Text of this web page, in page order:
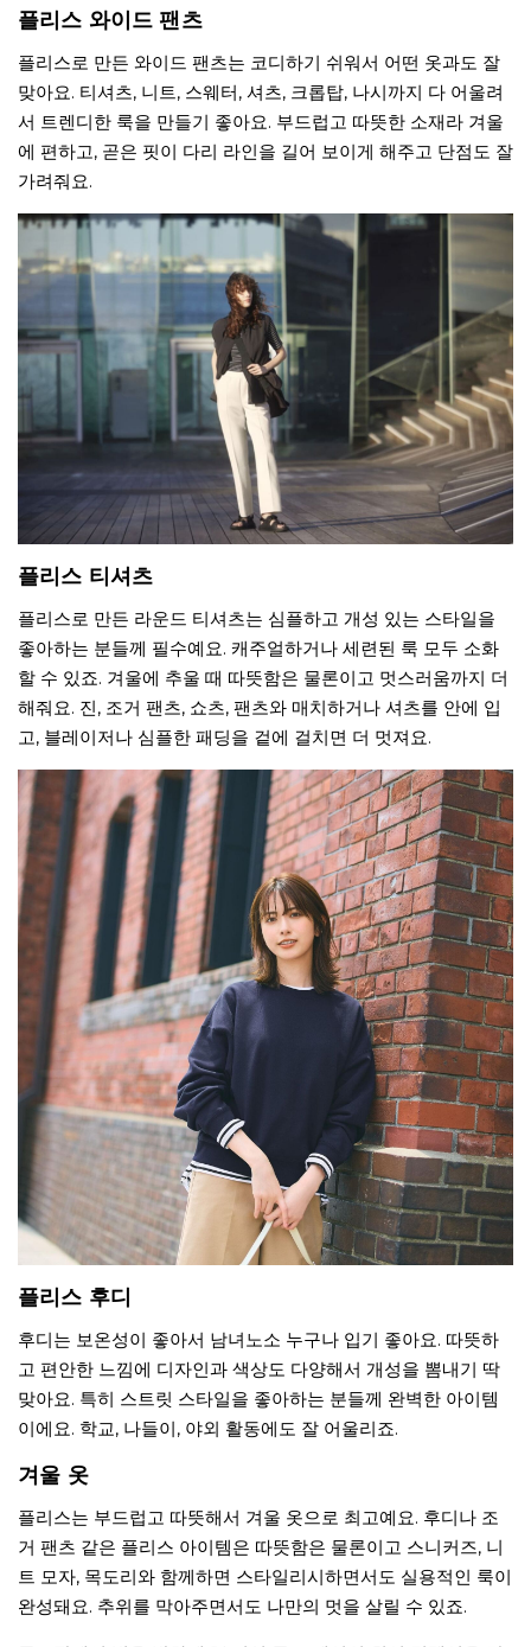
플리스 와이드 팬츠
플리스로 만든 와이드 팬츠는 코디하기 쉬워서 어떤 옷과도 잘
맞아요. 티셔츠, 니트, 스웨터, 셔츠, 크롭탑, 나시까지 다 어울려
서 트렌디한 룩을 만들기 좋아요. 부드럽고 따뜻한 소재라 겨울
에 편하고, 곧은 핏이 다리 라인을 길어 보이게 해주고 단점도 잘
가려줘요.
플리스 티셔츠
플리스로 만든 라운드 티셔츠는 심플하고 개성 있는 스타일을
좋아하는 분들께 필수예요. 캐주얼하거나 세련된 룩 모두 소화
할 수 있죠. 겨울에 추울 때 따뜻함은 물론이고 멋스러움까지 더
해줘요. 진, 조거 팬츠, 쇼츠, 팬츠와 매치하거나 셔츠를 안에 입
고, 블레이저나 심플한 패딩을 겉에 걸치면 더 멋져요.
플리스 후디
후디는 보온성이 좋아서 남녀노소 누구나 입기 좋아요. 따뜻하
고 편안한 느낌에 디자인과 색상도 다양해서 개성을 뽐내기 딱
맞아요. 특히 스트릿 스타일을 좋아하는 분들께 완벽한 아이템
이에요. 학교, 나들이, 야외 활동에도 잘 어울리죠.
겨울 옷
플리스는 부드럽고 따뜻해서 겨울 옷으로 최고예요. 후디나 조
거 팬츠 같은 플리스 아이템은 따뜻함은 물론이고 스니커즈, 니
트 모자, 목도리와 함께하면 스타일리시하면서도 실용적인 룩이
완성돼요. 추위를 막아주면서도 나만의 멋을 살릴 수 있죠.